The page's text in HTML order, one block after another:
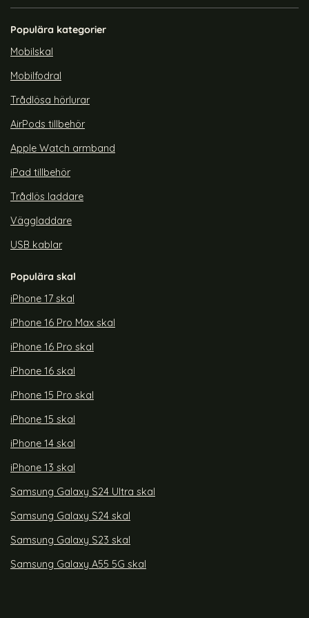
Skal MagSafe Hybrid Svart
Art. nr 246247
rea pris
189 kr
Tillgänglighet:
Lagervara
Skal MagSafe Yind Series
Populära kategorier
Mobilskal
Mobilfodral
Trådlösa hörlurar
AirPods tillbehör
Apple Watch armband
iPad tillbehör
Trådlös laddare
Väggladdare
USB kablar
Populära skal
iPhone 17 skal
iPhone 16 Pro Max skal
iPhone 16 Pro skal
iPhone 16 skal
iPhone 15 Pro skal
iPhone 15 skal
iPhone 14 skal
iPhone 13 skal
Samsung Galaxy S24 Ultra skal
Samsung Galaxy S24 skal
Samsung Galaxy S23 skal
Samsung Galaxy A55 5G skal